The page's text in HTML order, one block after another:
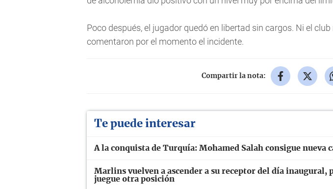
Poco después, el jugador quedó en libertad sin cargos. Ni el club
comentaron por el momento el incidente.
Compartir la nota:
Te puede interesar
A la conquista de Turquía: Mohamed Salah consigue nueva
Marlins vuelven a ascender a su receptor del día inaugural,
juegue otra posición